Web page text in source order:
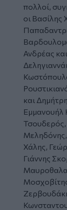
πολλοί,
οι
Ανδρέας
και
Εμμανουήλ
Χάλης,
Γιάννης